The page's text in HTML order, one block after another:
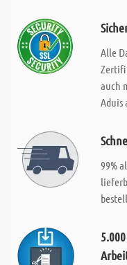
Alle
auch
Aduis
99%